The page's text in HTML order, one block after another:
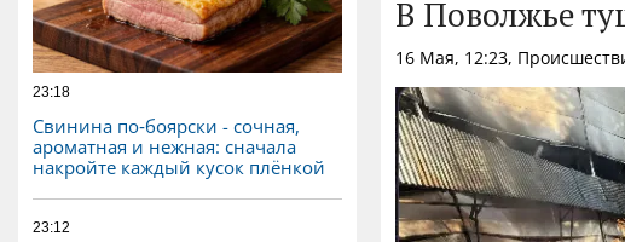
23:18
Свинина по‑боярски - сочная,
ароматная и нежная: сначала
накройте каждый кусок плёнкой
23:12
В Поволжье
16 Мая, 12:23,